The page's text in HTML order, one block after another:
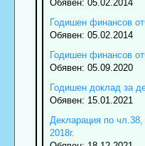
Обявен: 05.02.2014
Годишен финансов
Обявен: 05.02.2014
Годишен финансов
Обявен: 05.09.2020
Годишен доклад за
Обявен: 15.01.2021
Декларация по
2018г.